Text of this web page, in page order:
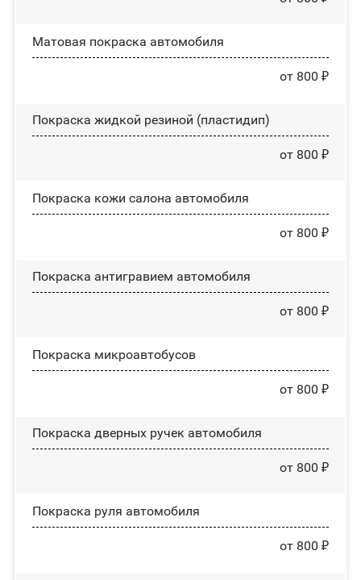
Матовая покраска автомобиля
от 800 ₽
Покраска жидкой резиной (пластидип)
от 800 ₽
Покраска кожи салона автомобиля
от 800 ₽
Покраска антигравием автомобиля
от 800 ₽
Покраска микроавтобусов
от 800 ₽
Покраска дверных ручек автомобиля
от 800 ₽
Покраска руля автомобиля
от 800 ₽